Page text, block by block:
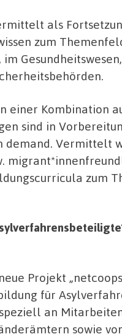
als
zum
Kombination
sind in
demand. Vermittelt
zum
Projekt
für
an
sowie